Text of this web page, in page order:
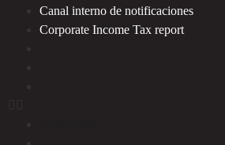
Canal interno de notificaciones
Corporate Income Tax report